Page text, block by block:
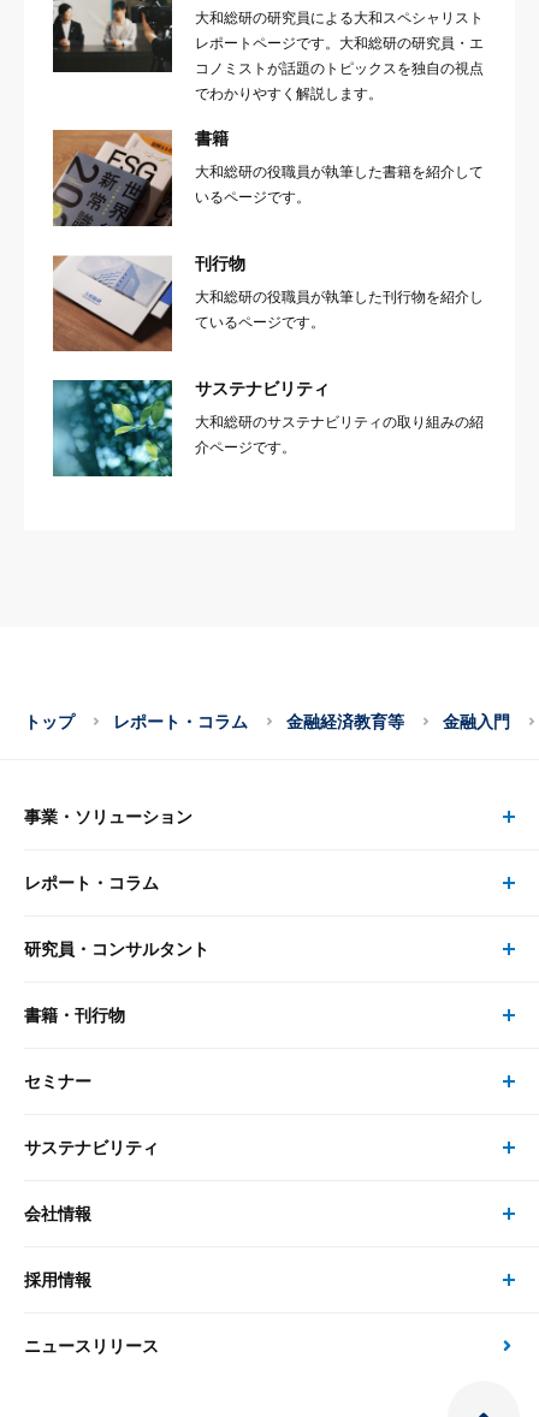
大和総研の研究員による大和スペシャリスト
レポートページです。大和総研の研究員・エ
コノミストが話題のトピックスを独自の視点
でわかりやすく解説します。
書籍
大和総研の役職員が執筆した書籍を紹介して
いるページです。
刊行物
大和総研の役職員が執筆した刊行物を紹介し
ているページです。
サステナビリティ
大和総研のサステナビリティの取り組みの紹
介ページです。
トップ レポート・コラム 金融経済教育等 金融入門
事業・ソリューション
事業・ソリューション トップ
リサーチ
大和総研の強み
先端テクノロジーに基づく新たな価値の創出
レポート・コラム
レポート・コラム トップ
最新のレポート・コラム
政策分析
研究員・コンサルタント
研究員・コンサルタント トップ
研究員
書籍・刊行物
書籍・刊行物 トップ
書籍
セミナー
セミナー トップ
現在受付中のセミナー・イベント
サステナビリティ
サステナビリティの取り組み
次世代社会への貢献
会社情報
会社情報 トップ
会社概要・役員一覧
採用情報
採用情報 トップ
ニュースリリース